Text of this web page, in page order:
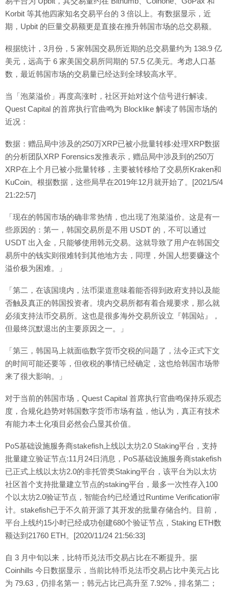
Korbit 等其他四家知名交易平台的 3 倍以上。有数据显示，近
期，Upbit 的巨量交易额更是直接在推升韩国市场的总交易额。
根据统计，3月份，5 家韩国交易所近期的总交易量约为 138.9 亿
美元，远高于 6 家美国交易所同期的 57.5 亿美元。考虑人口基
数，最近韩国市场的交易量已经达到全球较高水平。
当「泡菜溢价」再度高涨时，社区开始对这个信号进行解读。
Quest Capital 的首席执行官曲鸣为 Blocklike 解读了韩国市场的
近况：
数据：赠品局中涉及的250万XRP已被小批量转移:处理XRP数据
的分析团队XRP Forensics发推表示，赠品局中涉及到的250万
XRP在上个月已被小批量转移，主要被转移给了交易所Kraken和
KuCoin。根据数据，这些局早在2019年12月就开始了。[2021/5/4
21:22:57]
「现在的韩国市场的确非常热情，也出现了泡菜溢价。这是有一
些原因的：第一，韩国交易所是不用 USDT 的，不可以通过
USDT 出入金，只能够使用韩元交易。这就导致了用户在韩国交
易所中的钱实则很难转到其他地方去，同理，外国人想要赚这个
溢价极为困难。」
「第二，在该国境内，法币渠道意味着能否得到政府支持以及能
否触及真正的韩国投资者。境内交易所都有着合规要求，那么就
必须支持法币交易所。这也是很多海外交易所设立『韩国站』，
但最终沉默退出的主要原因之一。」
「第三，韩国马上就面临数字货币交税的问题了，法令正式下文
的时间可能还要等，但收税的事情已经确定，这也给韩国市场带
来了很大影响。」
对于当前的韩国市场，Quest Capital 首席执行官曲鸣保持乐观态
度，合规化趋势对韩国数字货币市场有益，他认为，真正有技术
有能力本土化项目必然会凸显其价值。
PoS基础设施服务商stakefish上线以太坊2.0 Staking平台，支持
批量建立验证节点:11月24日消息，PoS基础设施服务商stakefish
已正式上线以太坊2.0的非托管类Staking平台，该平台为以太坊
社区首个支持批量建立节点的staking平台，最多一次性存入100
个以太坊2.0验证节点，智能合约已经通过Runtime Verification审
计。stakefish已于不久前开源了其开发的批量存储合约。目前，
平台上线约15小时已经成功创建680个验证节点，Staking ETH数
额达到21760 ETH。[2020/11/24 21:56:33]
自 3 月中旬以来，比特币兑法币交易占比在不断提升。据
Coinhills 今日数据显示，当前比特币兑法币交易占比中美元占比
为 79.63，仍排名第一；韩元占比已高升至 7.92%，排名第二；